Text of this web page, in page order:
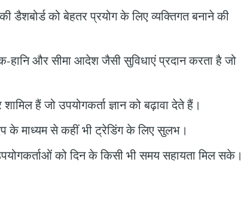
डैशबोर्ड को बेहतर प्रयोग के लिए व्यक्तिगत बनाने की
हानि और सीमा आदेश जैसी सुविधाएं प्रदान करता है जो
हैं जो उपयोगकर्ता ज्ञान को बढ़ावा देते हैं।
के माध्यम से कहीं भी ट्रेडिंग के लिए सुलभ।
को दिन के किसी भी समय सहायता मिल सके।